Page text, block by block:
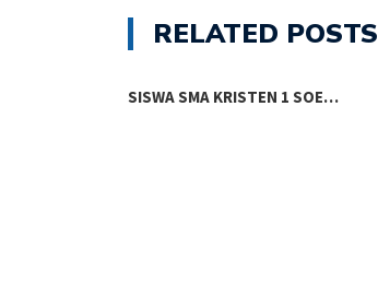
RELATED POSTS
SISWA SMA KRISTEN 1 SOE…